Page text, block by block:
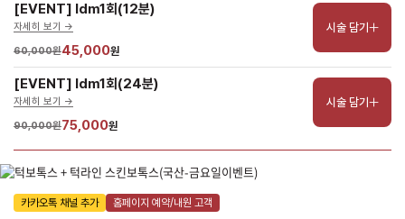
[EVENT] ldm1회(12분)
자세히 보기 ->
60,000원45,000원
시술 담기
[EVENT] ldm1회(24분)
자세히 보기 ->
90,000원75,000원
시술 담기
카카오톡 채널 추가 홈페이지 예약/내원 고객